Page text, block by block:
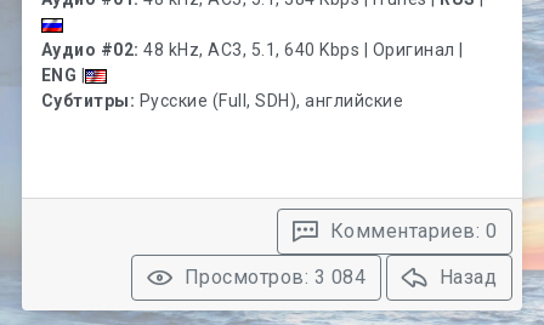
Аудио #02:48 kHz, AC3, 5.1, 640 Kbps | Оригинал |
ENG |
Субтитры: Русские (Full, SDH), английские
Комментариев: 0
Просмотров: 3 084
Назад